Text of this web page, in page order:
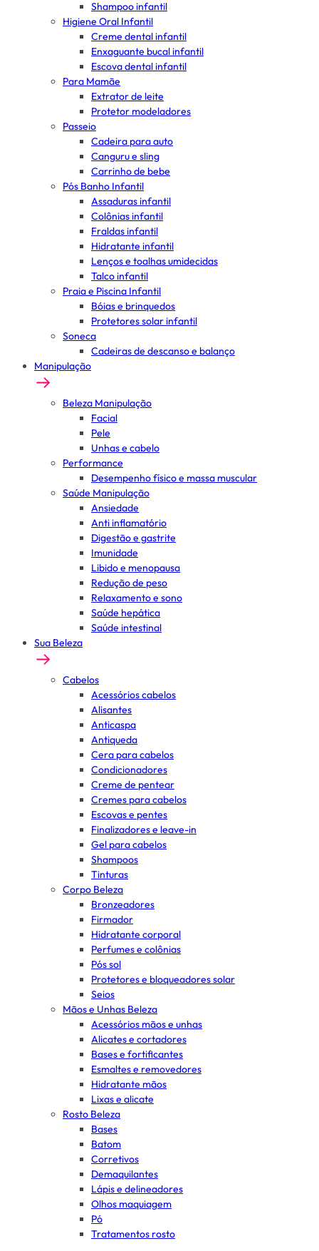
Shampoo infantil
Higiene Oral Infantil
Creme dental infantil
Enxaguante bucal infantil
Escova dental infantil
Para Mamãe
Extrator de leite
Protetor modeladores
Passeio
Cadeira para auto
Canguru e sling
Carrinho de bebe
Pós Banho Infantil
Assaduras infantil
Colônias infantil
Fraldas infantil
Hidratante infantil
Lenços e toalhas umidecidas
Talco infantil
Praia e Piscina Infantil
Bóias e brinquedos
Protetores solar infantil
Soneca
Cadeiras de descanso e balanço
Manipulação
Beleza Manipulação
Facial
Pele
Unhas e cabelo
Performance
Desempenho físico e massa muscular
Saúde Manipulação
Ansiedade
Anti inflamatório
Digestão e gastrite
Imunidade
Libido e menopausa
Redução de peso
Relaxamento e sono
Saúde hepática
Saúde intestinal
Sua Beleza
Cabelos
Acessórios cabelos
Alisantes
Anticaspa
Antiqueda
Cera para cabelos
Condicionadores
Creme de pentear
Cremes para cabelos
Escovas e pentes
Finalizadores e leave-in
Gel para cabelos
Shampoos
Tinturas
Corpo Beleza
Bronzeadores
Firmador
Hidratante corporal
Perfumes e colônias
Pós sol
Protetores e bloqueadores solar
Seios
Mãos e Unhas Beleza
Acessórios mãos e unhas
Alicates e cortadores
Bases e fortificantes
Esmaltes e removedores
Hidratante mãos
Lixas e alicate
Rosto Beleza
Bases
Batom
Corretivos
Demaquilantes
Lápis e delineadores
Olhos maquiagem
Pó
Tratamentos rosto